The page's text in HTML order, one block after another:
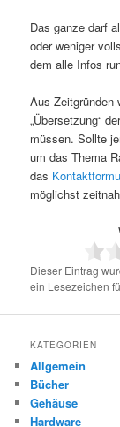
Das ganze darf
oder weniger
dem alle Infos
Aus Zeitgründen
„Übersetzung“
müssen. Sollte
um das Thema
das
möglichst
Dieser Eintrag
ein Lesezeichen
KATEGORIEN
Allgemein
Bücher
Gehäuse
Hardware